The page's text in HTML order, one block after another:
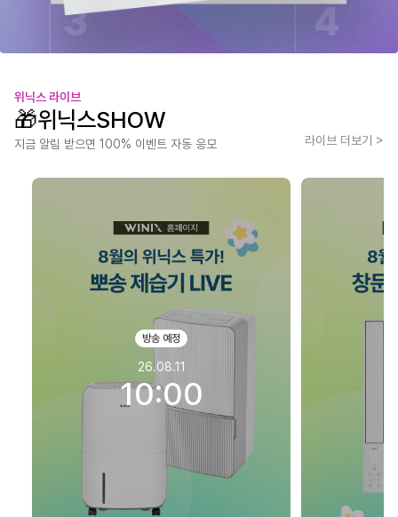
위닉스 라이브
🎁위닉스SHOW
지금 알림 받으면 100% 이벤트 자동 응모
방송 예정
26.08.11
10:00
라이브 더보기 >